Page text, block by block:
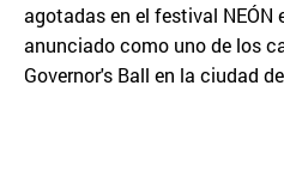
agotadas en el festival NEÓN
anunciado como uno de los
Governor's Ball en la ciudad